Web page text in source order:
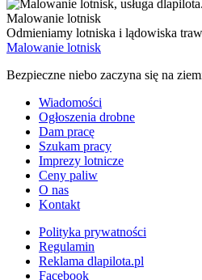
Malowanie lotnisk
Odmieniamy lotniska i lądowiska
Malowanie lotnisk
Bezpieczne niebo zaczyna się na
Wiadomości
Ogłoszenia drobne
Dam pracę
Szukam pracy
Imprezy lotnicze
Ceny paliw
O nas
Kontakt
Polityka prywatności
Regulamin
Reklama dlapilota.pl
Facebook